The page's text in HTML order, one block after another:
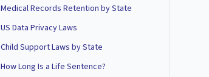
Medical Records Retention by State
US Data Privacy Laws
Child Support Laws by State
How Long Is a Life Sentence?